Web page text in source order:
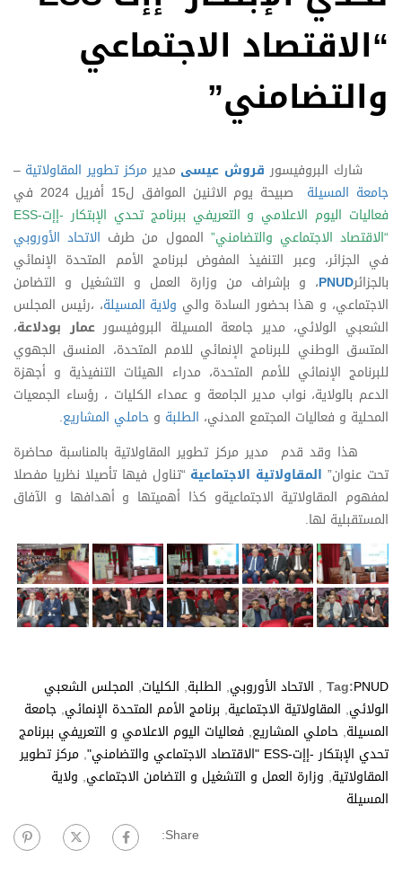
“الاقتصاد الاجتماعي
والتضامني”
شارك البروفيسور قروش عيسى مدير مركز تطوير المقاولاتية –
جامعة المسيلة صبيحة يوم الاثنين الموافق ل15 أفريل 2024 في
فعاليات اليوم الاعلامي و التعريفي ببرنامج تحدي الإبتكار -إإت-ESS
“الاقتصاد الاجتماعي والتضامني” الممول من طرف الاتحاد الأوروبي
في الجزائر، وعبر التنفيذ المفوض لبرنامج الأمم المتحدة الإنمائي
بالجزائرPNUD، و بإشراف من وزارة العمل و التشغيل و التضامن
الاجتماعي، و هذا بحضور السادة والي ولاية المسيلة، ،رئيس المجلس
الشعبي الولائي، مدير جامعة المسيلة البروفيسورعمار بودلاعة،
المتسق الوطني للبرنامج الإنمائي للامم المتحدة، المنسق الجهوي
للبرنامج الإنمائي للأمم المتحدة، مدراء الهيئات التنفيذية و أجهزة
الدعم بالولاية، نواب مدير الجامعة و عمداء الكليات ، رؤساء الجمعيات
المحلية و فعاليات المجتمع المدني، الطلبة و حاملي المشاريع.
هذا وقد قدم مدير مركز تطوير المقاولاتية بالمناسبة محاضرة
تحت عنوان” المقاولاتية الاجتماعية “تناول فيها تأصيلا نظريا مفصلا
لمفهوم المقاولاتية الاجتماعيةو كذا أهميتها و أهدافها و الآفاق
المستقبلية لها.
Tag:PNUD
, الاتحاد الأوروبي, الطلبة, الكليات, المجلس الشعبي
الولائي, المقاولاتية الاجتماعية, برنامج الأمم المتحدة الإنمائي, جامعة
المسيلة, حاملي المشاريع, فعاليات اليوم الاعلامي و التعريفي ببرنامج
تحدي الإبتكار -إإت-ESS "الاقتصاد الاجتماعي والتضامني"
, مركز تطوير
المقاولاتية, وزارة العمل و التشغيل و التضامن الاجتماعي, ولاية
المسيلة
Share: